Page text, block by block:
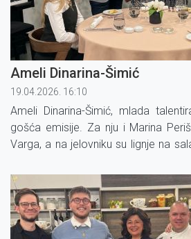
Ameli Dinarina-Šimić
19.04.2026. 16:10
Ameli Dinarina-Šimić, mlada
gošća emisije. Za nju i Marina
Varga, a na jelovniku su lignje na